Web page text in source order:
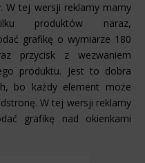
. W tej wersji reklamy mamy
produktów naraz,
grafikę o wymiarze 180
przycisk z wezwaniem
produktu. Jest to dobra
bo każdy element może
W tej wersji reklamy
grafikę nad okienkami